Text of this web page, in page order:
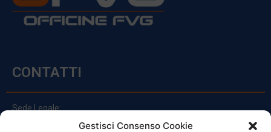
Gestisci Consenso Cookie
CONTATTI
Sede Legale:
Via Principe Di Udine 144